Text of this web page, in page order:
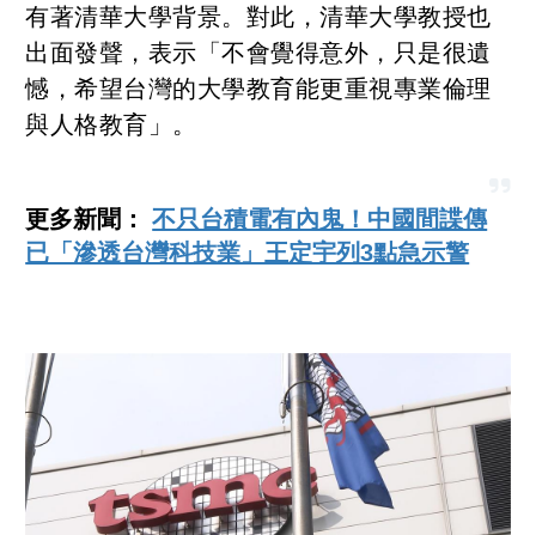
有著清華大學背景。對此，清華大學教授也
出面發聲，表示「不會覺得意外，只是很遺
憾，希望台灣的大學教育能更重視專業倫理
與人格教育」。
更多新聞：不只台積電有內鬼！中國間諜傳
已「滲透台灣科技業」王定宇列3點急示警